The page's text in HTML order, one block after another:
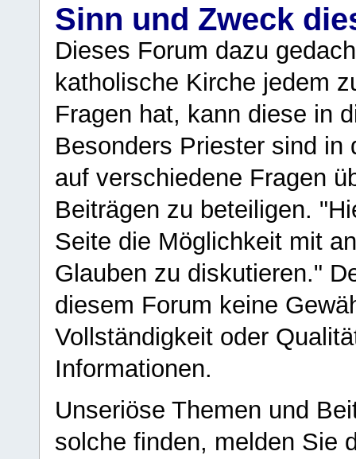
Sinn und Zweck
Dieses Forum dazu
katholische Kirche jedem
Fragen hat, kann diese in
Besonders Priester sind in
auf verschiedene Fragen
Beiträgen zu beteiligen.
Seite die Möglichkeit mit
Glauben zu diskutieren."
diesem Forum keine
Vollständigkeit oder
Informationen.
Unseriöse Themen und
solche finden, melden Sie